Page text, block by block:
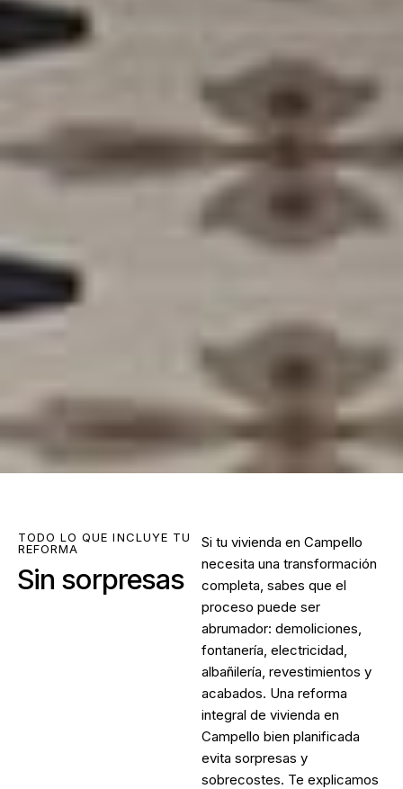
TODO LO QUE INCLUYE TU
REFORMA
Sin sorpresas
Si tu vivienda en Campello
necesita una transformación
completa, sabes que el
proceso puede ser
abrumador: demoliciones,
fontanería, electricidad,
albañilería, revestimientos y
acabados. Una reforma
integral de vivienda en
Campello bien planificada
evita sorpresas y
sobrecostes. Te explicamos